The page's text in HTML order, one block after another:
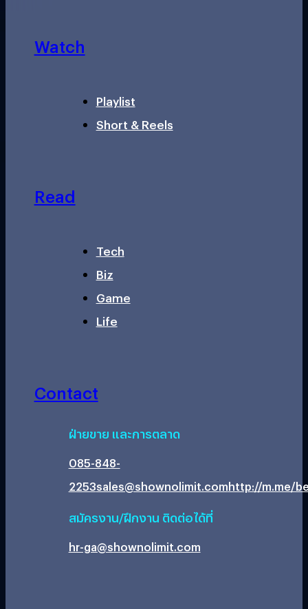
Watch
Playlist
Short & Reels
Read
Tech
Biz
Game
Life
Contact
ฝ่ายขาย และการตลาด
085-848-
2253sales@shownolimit.comhttp://m.me/
สมัครงาน/ฝึกงาน ติดต่อได้ที่
hr-ga@shownolimit.com